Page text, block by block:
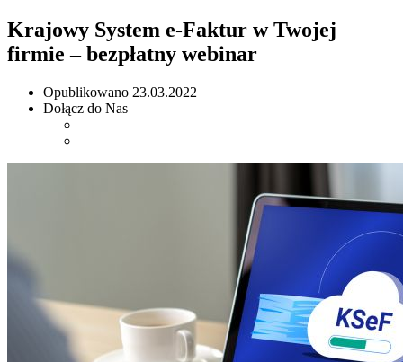
Krajowy System e-Faktur w Twojej
firmie – bezpłatny webinar
Opublikowano 23.03.2022
Dołącz do Nas